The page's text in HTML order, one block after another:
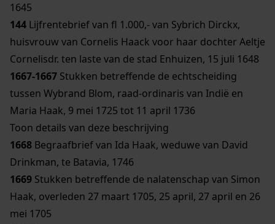
1645
144 Lijfrentebrief van fl 1.000,- van Sybrich Dirckx,
huisvrouw van Cornelis Haack voor haar dochter Aeltje
Cornelisdr. ten laste van de stad Enhuizen, 15 juli 1648
1667-1667 Stukken betreffende de echtscheiding
tussen Wybrand Blom, raad-ordinaris van Indië en
Maria Haak, 9 mei 1725 tot 11 april 1736
Toon details van deze beschrijving
1668 Begraafbrief van Ida Haak, weduwe van David
Drinkman, te Batavia, 1746
1669 Stukken betreffende de nalatenschap van Simon
Haak, overleden 27 maart 1705, 25 april, 27 april en 26
mei 1705